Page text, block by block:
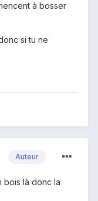
à bosser
si tu ne
Auteur
bois là donc la